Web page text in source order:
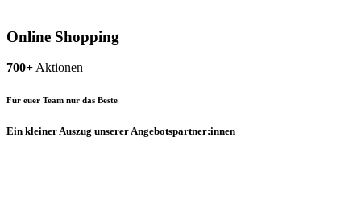
Online Shopping
700+ Aktionen
Für euer Team nur das Beste
Ein kleiner Auszug unserer Angebotspartner:innen